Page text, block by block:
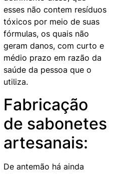
esses não contem resíduos
tóxicos por meio de suas
fórmulas, os quais não
geram danos, com curto e
médio prazo em razão da
saúde da pessoa que o
utiliza.
Fabricação
de sabonetes
artesanais:
De antemão há ainda